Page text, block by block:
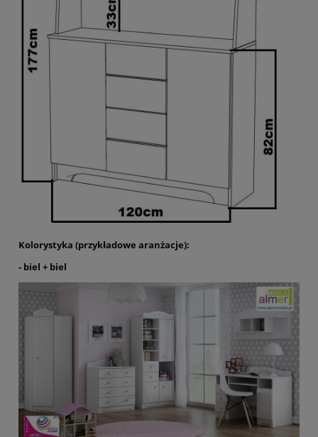
Kolorystyka (przykładowe aranżacje):
- biel + biel